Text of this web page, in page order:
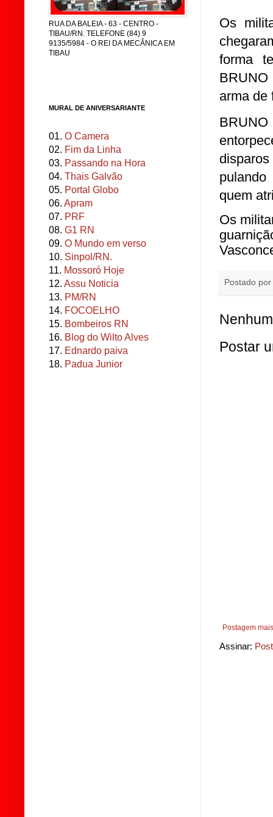
Os
forma
arma de
quem
Os
Postado por
Postar
Postagem
Assinar:
RUA DA BALEIA - 63 - CENTRO -
TIBAU/RN. TELEFONE (84) 9
9135/5984 - O REI DA MECÂNICA EM
TIBAU
MURAL DE ANIVERSARIANTE
01. O Camera
02. Fim da Linha
03. Passando na Hora
04. Thais Galvão
05. Portal Globo
06. Apram
07. PRF
08. G1 RN
09. O Mundo em verso
10. Sinpol/RN.
11. Mossoró Hoje
12. Assu Noticia
13. PM/RN
14. FOCOELHO
15. Bombeiros RN
16. Blog do Wilto Alves
17. Ednardo paiva
18. Padua Junior